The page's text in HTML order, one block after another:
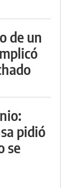
de un
pidió
se